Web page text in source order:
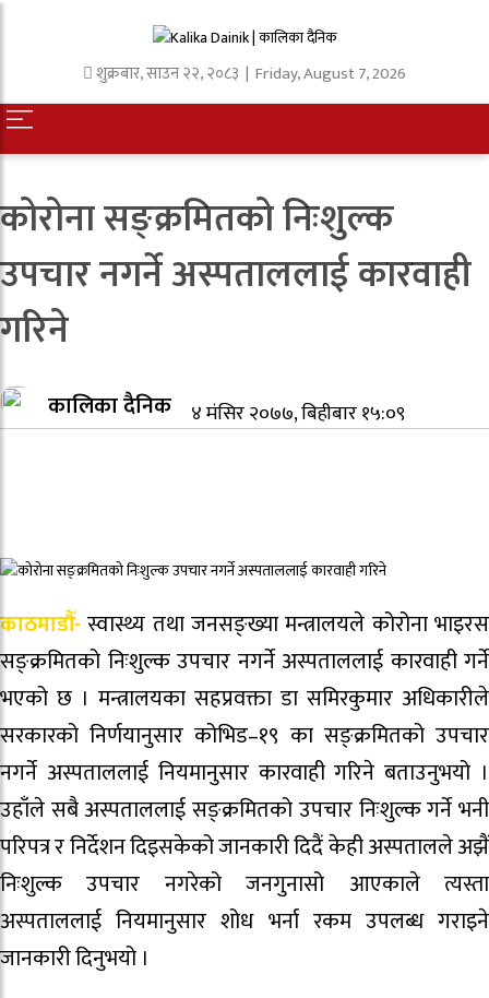
शुक्रबार,साउन२२,२०८३ | Friday, August 7, 2026
कोरोना सङ्क्रमितको निःशुल्क
उपचार नगर्ने अस्पताललाई कारवाही
गरिने
कालिका दैनिक ४ मंसिर २०७७, बिहीबार १५:०९
काठमाडौँ- स्वास्थ्य तथा जनसङ्ख्या मन्त्रालयले कोरोना भाइरस
सङ्क्रमितको निःशुल्क उपचार नगर्ने अस्पताललाई कारवाही गर्ने
भएको छ । मन्त्रालयका सहप्रवक्ता डा समिरकुमार अधिकारीले
सरकारको निर्णयानुसार कोभिड–१९ का सङ्क्रमितको उपचार
नगर्ने अस्पताललाई नियमानुसार कारवाही गरिने बताउनुभयो ।
उहाँले सबै अस्पताललाई सङ्क्रमितको उपचार निःशुल्क गर्ने भनी
परिपत्र र निर्देशन दिइसकेको जानकारी दिदैं केही अस्पतालले अझैं
निःशुल्क उपचार नगरेको जनगुनासो आएकाले त्यस्ता
अस्पताललाई नियमानुसार शोध भर्ना रकम उपलब्ध गराइने
जानकारी दिनुभयो ।